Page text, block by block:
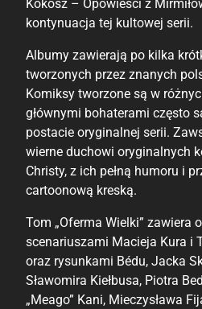
Kokosz – Opowieści z
kontynuacja tej kultowej serii.
Albumy zawierają po kilka
tworzonych przez znanych
Komiksy tworzone są w
głównymi bohaterami często
postacie oryginalnej serii.
wierne duchowi oryginalnych
Christy, z ich pełną humoru i
cartoonową kreską.
Tom „Oferma Wielki” zawiera
scenariuszami Macieja Kura i
oraz rysunkami Bédu, Jacka
Sławomira Kiełbusa, Piotra
„Meago” Kani, Mieczysława